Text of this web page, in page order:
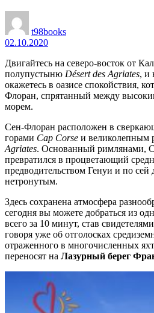
t98books
02.10.2020
Двигайтесь на северо-восток от
полупустыню Désertdes Agriates, и
окажетесь в оазисе спокойствия,
Флоран, спрятанный между
морем.
Сен-Флоран расположен в
горами Cap Corse и великолепным
Agriates. Основанный римлянами,
превратился в процветающий
предводительством Генуи и по сей
нетронутым.
Здесь сохранена атмосфера
сегодня вы можете добраться из
всего за 10 минут, став
говоря уже об отголосках
отраженного в многочисленных
переносят на Лазурный берег